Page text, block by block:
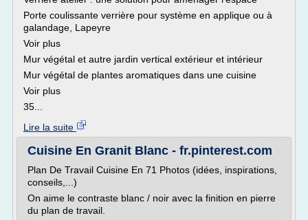
Porte coulissante verrière pour système en applique ou à
galandage, Lapeyre
Voir plus
Mur végétal et autre jardin vertical extérieur et intérieur
Mur végétal de plantes aromatiques dans une cuisine
Voir plus
35...
Lire la suite
Cuisine En Granit Blanc - fr.pinterest.com
Plan De Travail Cuisine En 71 Photos (idées, inspirations,
conseils,...)
On aime le contraste blanc / noir avec la finition en pierre
du plan de travail.